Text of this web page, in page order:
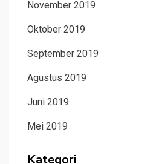
November 2019
Oktober 2019
September 2019
Agustus 2019
Juni 2019
Mei 2019
Kategori